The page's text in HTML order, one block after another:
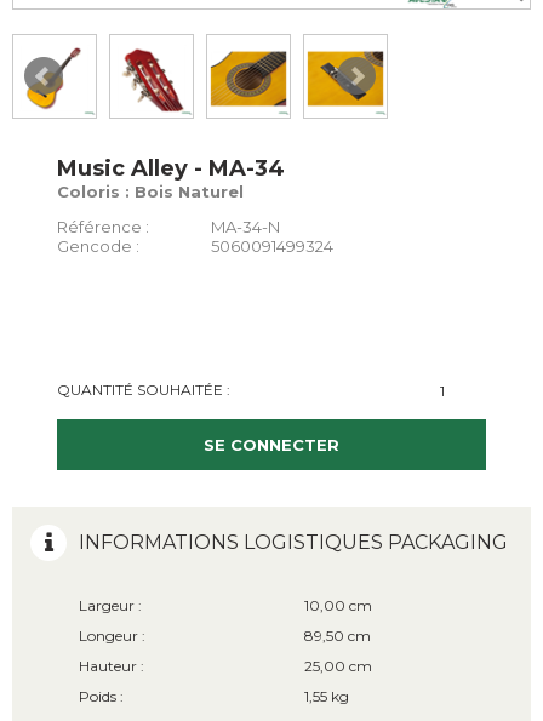
Music Alley - MA-34
Coloris : Bois Naturel
Référence :
MA-34-N
Gencode :
5060091499324
QUANTITÉ SOUHAITÉE :
SE CONNECTER
INFORMATIONS LOGISTIQUES PACKAGING
Largeur :
10,00 cm
Longeur :
89,50 cm
Hauteur :
25,00 cm
Poids :
1,55 kg